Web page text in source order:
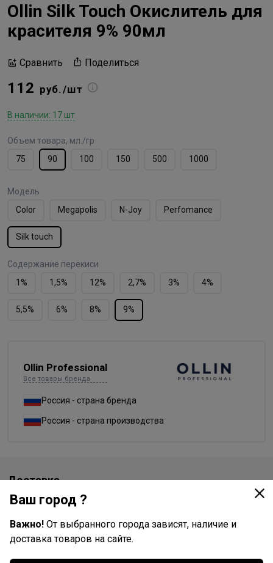
Ollin Silk Touch Окислитель для
красителя 9% 90мл
Сравнить Поделиться
112 руб./шт
В наличии: 17 шт
Объем товара, мл./гр
75
90 100 150 500 1000
Модель
Color
Megapolis N-Joy Perfomance
Silk touch
Содержание перекиси
1%
1,5% 12% 2,7% 3% 4%
5,5% 6% 8% 9%
Ollin Professional
Все товары бренда
Россия - страна бренда
Россия - страна производства
Доставка
Стоимость и способы доставки будут доступны при
Ваш город ?
Важно! От выбранного города зависят, наличие и
доставка товаров на сайте.